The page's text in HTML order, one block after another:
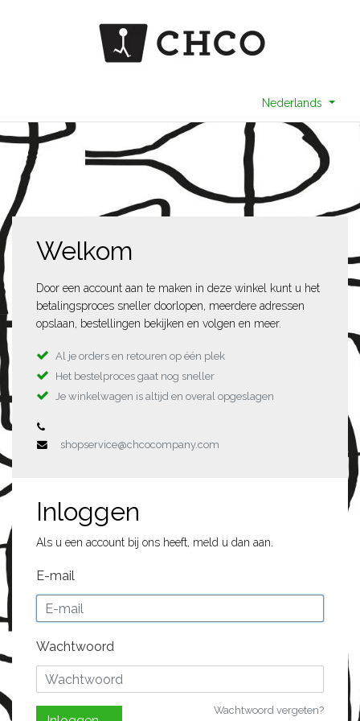
Nederlands
Welkom
Door een account aan te maken in deze winkel kunt u het
betalingsproces sneller doorlopen, meerdere adressen
opslaan, bestellingen bekijken en volgen en meer.
Al je orders en retouren op één plek
Het bestelproces gaat nog sneller
Je winkelwagen is altijd en overal opgeslagen
shopservice@chcocompany.com
Inloggen
Als u een account bij ons heeft, meld u dan aan.
E-mail
Wachtwoord
Wachtwoord vergeten?